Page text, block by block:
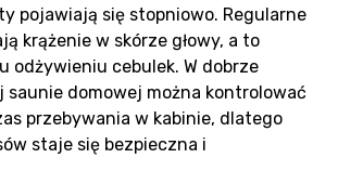
pojawiają się stopniowo. Regularne
krążenie w skórze głowy, a to
odżywieniu cebulek. W dobrze
saunie domowej można kontrolować
przebywania w kabinie, dlatego
staje się bezpieczna i